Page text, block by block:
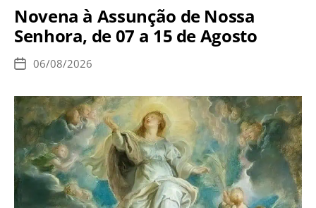
Novena à Assunção de Nossa
Senhora, de 07 a 15 de Agosto
Data
publicação
06/08/2026